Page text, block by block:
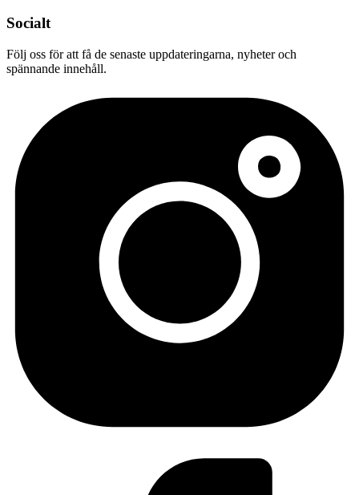
Socialt
Följ oss för att få de senaste uppdateringarna, nyheter och
spännande innehåll.